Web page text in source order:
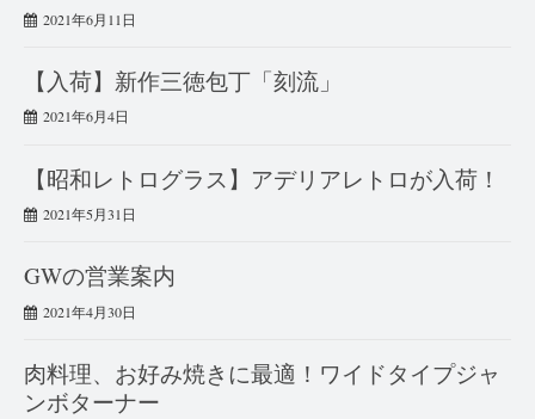
2021年6月11日
【入荷】新作三徳包丁「刻流」
2021年6月4日
【昭和レトログラス】アデリアレトロが入荷！
2021年5月31日
GWの営業案内
2021年4月30日
肉料理、お好み焼きに最適！ワイドタイプジャ
ンボターナー